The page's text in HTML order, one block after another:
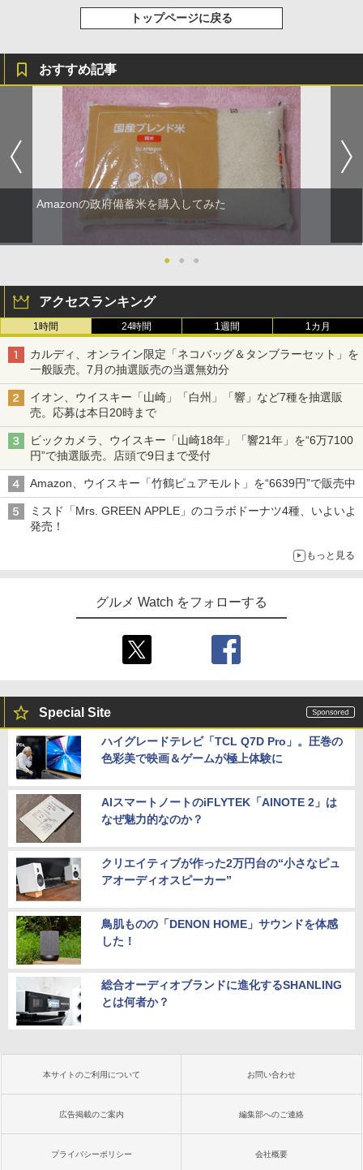
トップページに戻る
おすすめ記事
Amazonの政府備蓄米を購入してみた
● ● ●
アクセスランキング
1時間 24時間 1週間 1カ月
カルディ、オンライン限定「ネコバッグ＆タンブラーセット」を
一般販売。7月の抽選販売の当選無効分
イオン、ウイスキー「山崎」「白州」「響」など7種を抽選販
売。応募は本日20時まで
ビックカメラ、ウイスキー「山崎18年」「響21年」を“6万7100
円”で抽選販売。店頭で9日まで受付
Amazon、ウイスキー「竹鶴ピュアモルト」を“6639円”で販売中
ミスド「Mrs. GREEN APPLE」のコラボドーナツ4種、いよいよ
発売！
もっと見る
グルメ Watch をフォローする
Special Site
ハイグレードテレビ「TCL Q7D Pro」。圧巻の
色彩美で映画＆ゲームが極上体験に
AIスマートノートのiFLYTEK「AINOTE 2」は
なぜ魅力的なのか？
クリエイティブが作った2万円台の“小さなピュ
アオーディオスピーカー”
鳥肌ものの「DENON HOME」サウンドを体感
した！
総合オーディオブランドに進化するSHANLING
とは何者か？
本サイトのご利用について お問い合わせ
広告掲載のご案内 編集部へのご連絡
プライバシーポリシー 会社概要